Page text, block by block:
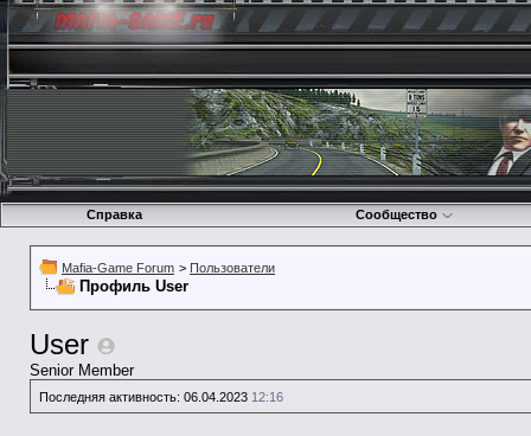
Справка Сообщество
Mafia-Game Forum > Пользователи
Профиль User
User
Senior Member
Последняя активность: 06.04.2023 12:16